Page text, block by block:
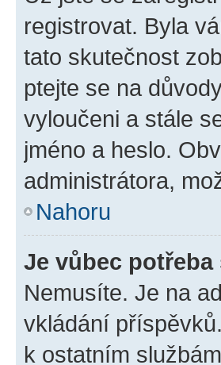
registrovat. Byla
tato skutečnost
ptejte se na
vyloučeni a stále
jméno a heslo.
administrátora,
Nahoru
Je vůbec
Nemusíte. Je na
vkládání
k ostatním